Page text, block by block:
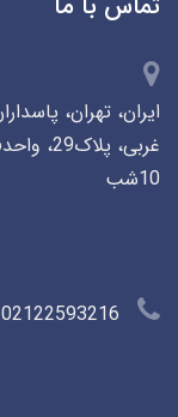
ایران، تهران،
10شب